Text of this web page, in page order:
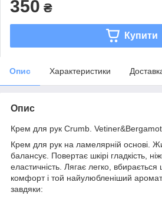
350 ₴
Купити
Опис Характеристики
Опис
Крем для рук Crumb.
Крем для рук на ламелярній основі.
балансує. Повертає шкірі гладкість,
еластичність. Лягає легко,
комфорт і той найулюбленіший
завдяки: